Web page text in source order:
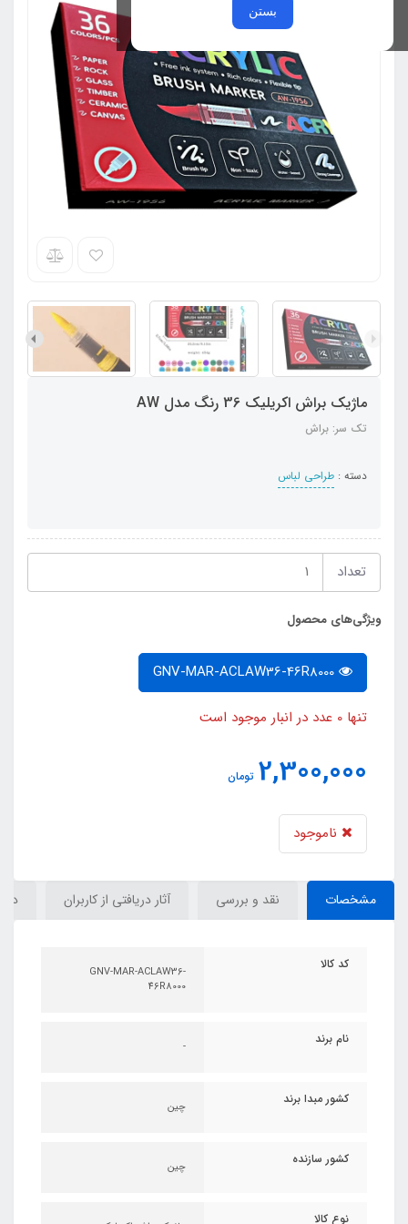
بستن
ماژیک براش اکریلیک 36 رنگ مدل AW
تک سر: براش
دسته : طراحی لباس
تعداد
ویژگی‌های محصول
تنها 0 عدد در انبار موجود است
2,300,000 تومان
ناموجود
مشخصات نقد و بررسی آثار دریافتی از کاربران
کد کالا
GNV-MAR-ACLAW36-
46R8000
نام برند -
کشور مبدا برند چین
کشور سازنده چین
نوع کالا